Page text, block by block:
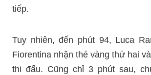
tiếp.
Tuy nhiên, đến phút 94, Luca
Fiorentina nhận thẻ vàng thứ hai
thi đấu. Cũng chỉ 3 phút sau,